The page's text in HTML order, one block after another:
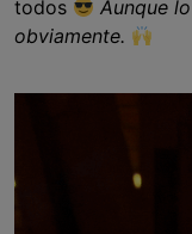
todos
Aunque
obviamente.